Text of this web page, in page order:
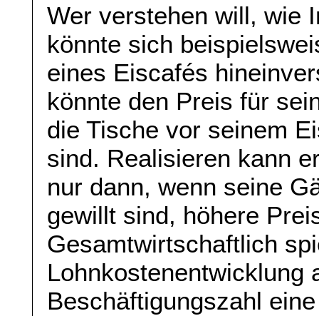
Wer verstehen will, wie
könnte sich
eines Eiscafés
könnte den Preis für
die Tische vor seinem
sind. Realisieren kann
nur dann, wenn seine
gewillt sind, höhere
Gesamtwirtschaftlich
Lohnkostenentwicklung
Beschäftigungszahl